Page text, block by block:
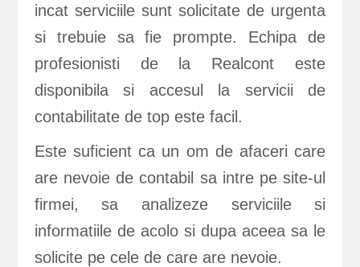
incat serviciile sunt solicitate de urgenta
si trebuie sa fie prompte. Echipa de
profesionisti de la Realcont este
disponibila si accesul la servicii de
contabilitate de top este facil.
Este suficient ca un om de afaceri care
are nevoie de contabil sa intre pe site-ul
firmei, sa analizeze serviciile si
informatiile de acolo si dupa aceea sa le
solicite pe cele de care are nevoie.